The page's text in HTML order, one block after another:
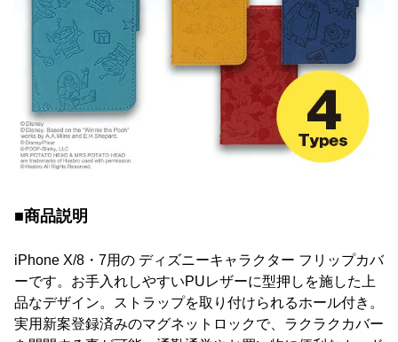
■商品説明
iPhone X/8・7用の ディズニーキャラクター フリップカバ
ーです。お手入れしやすいPUレザーに型押しを施した上
品なデザイン。ストラップを取り付けられるホール付き。
実用新案登録済みのマグネットロックで、ラクラクカバー